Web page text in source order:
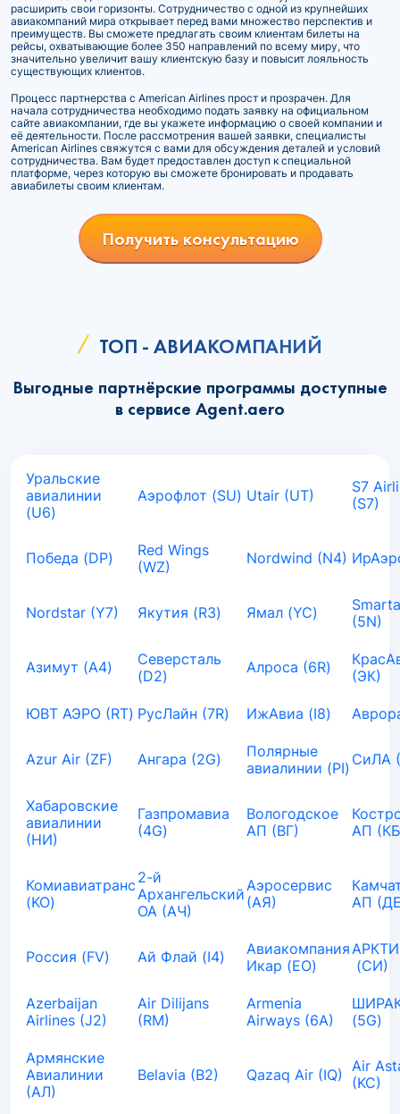
расширить свои горизонты. Сотрудничество с одной из крупнейших
авиакомпаний мира открывает перед вами множество перспектив и
преимуществ. Вы сможете предлагать своим клиентам билеты на
рейсы, охватывающие более 350 направлений по всему миру, что
значительно увеличит вашу клиентскую базу и повысит лояльность
существующих клиентов.
Процесс партнерства с American Airlines прост и прозрачен. Для
начала сотрудничества необходимо подать заявку на официальном
сайте авиакомпании, где вы укажете информацию о своей компании и
её деятельности. После рассмотрения вашей заявки, специалисты
American Airlines свяжутся с вами для обсуждения деталей и условий
сотрудничества. Вам будет предоставлен доступ к специальной
платформе, через которую вы сможете бронировать и продавать
авиабилеты своим клиентам.
Получить консультацию
ТОП - АВИАКОМПАНИЙ
Выгодные партнёрские программы доступные
в сервисе Agent.aero
Уральские
авиалинии
(U6)
Аэрофлот (SU) Utair (UT)
S7
(S7)
Победа (DP)
Red Wings
(WZ)
Nordwind (N4)
Nordstar (Y7) Якутия (R3) Ямал (YC)
(5N)
Азимут (A4)
Северсталь
(D2)
Алроса (6R)
(ЭК)
ЮВТ АЭРО (RT) РусЛайн (7R) ИжАвиа (I8)
Azur Air (ZF) Ангара (2G)
Полярные
авиалинии (PI) СиЛА
Хабаровские
авиалинии
(НИ)
Газпромавиа
(4G)
Вологодское
АП (ВГ)
АП
Комиавиатранс
(KO)
2-й
Архангельский
ОА (АЧ)
Аэросервис
(АЯ)
АП
Россия (FV) Ай Флай (I4)
Авиакомпания
Икар (EO)
(СИ)
Azerbaijan
Airlines (J2)
Air Dilijans
(RM)
Armenia
Airways (6A)
(5G)
Армянские
Авиалинии
(АЛ)
Belavia (B2) Qazaq Air (IQ) Air
(KC)